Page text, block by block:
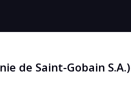
de Saint-Gobain S.A.)